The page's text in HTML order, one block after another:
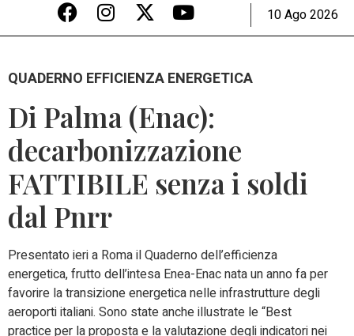
10 Ago 2026
QUADERNO EFFICIENZA ENERGETICA
Di Palma (Enac):
decarbonizzazione
FATTIBILE senza i soldi
dal Pnrr
Presentato ieri a Roma il Quaderno dell’efficienza
energetica, frutto dell’intesa Enea-Enac nata un anno fa per
favorire la transizione energetica nelle infrastrutture degli
aeroporti italiani. Sono state anche illustrate le “Best
practice per la proposta e la valutazione degli indicatori nei